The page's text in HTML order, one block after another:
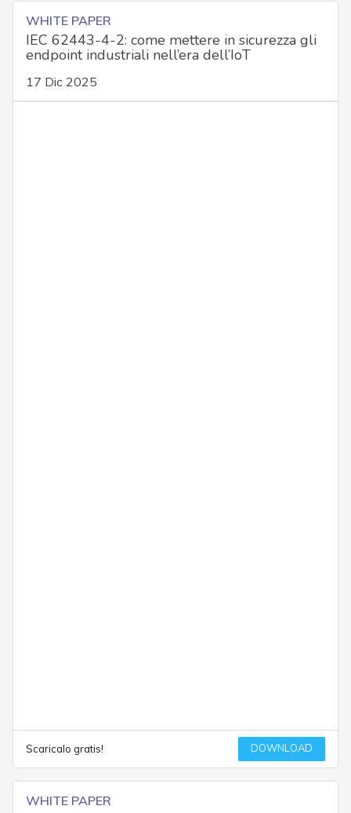
WHITE PAPER
IEC 62443-4-2: come mettere in sicurezza gli
endpoint industriali nell’era dell’IoT
17 Dic 2025
Scaricalo gratis! DOWNLOAD
WHITE PAPER